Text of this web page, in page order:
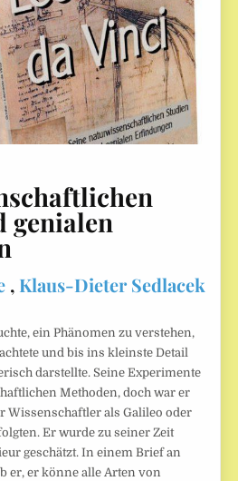
genialen
, Klaus-Dieter Sedlacek
ein Phänomen zu verstehen,
und bis ins kleinste Detail
darstellte. Seine Experimente
Methoden, doch war er
Wissenschaftler als Galileo oder
Er wurde zu seiner Zeit
geschätzt. In einem Brief an
er, er könne alle Arten von